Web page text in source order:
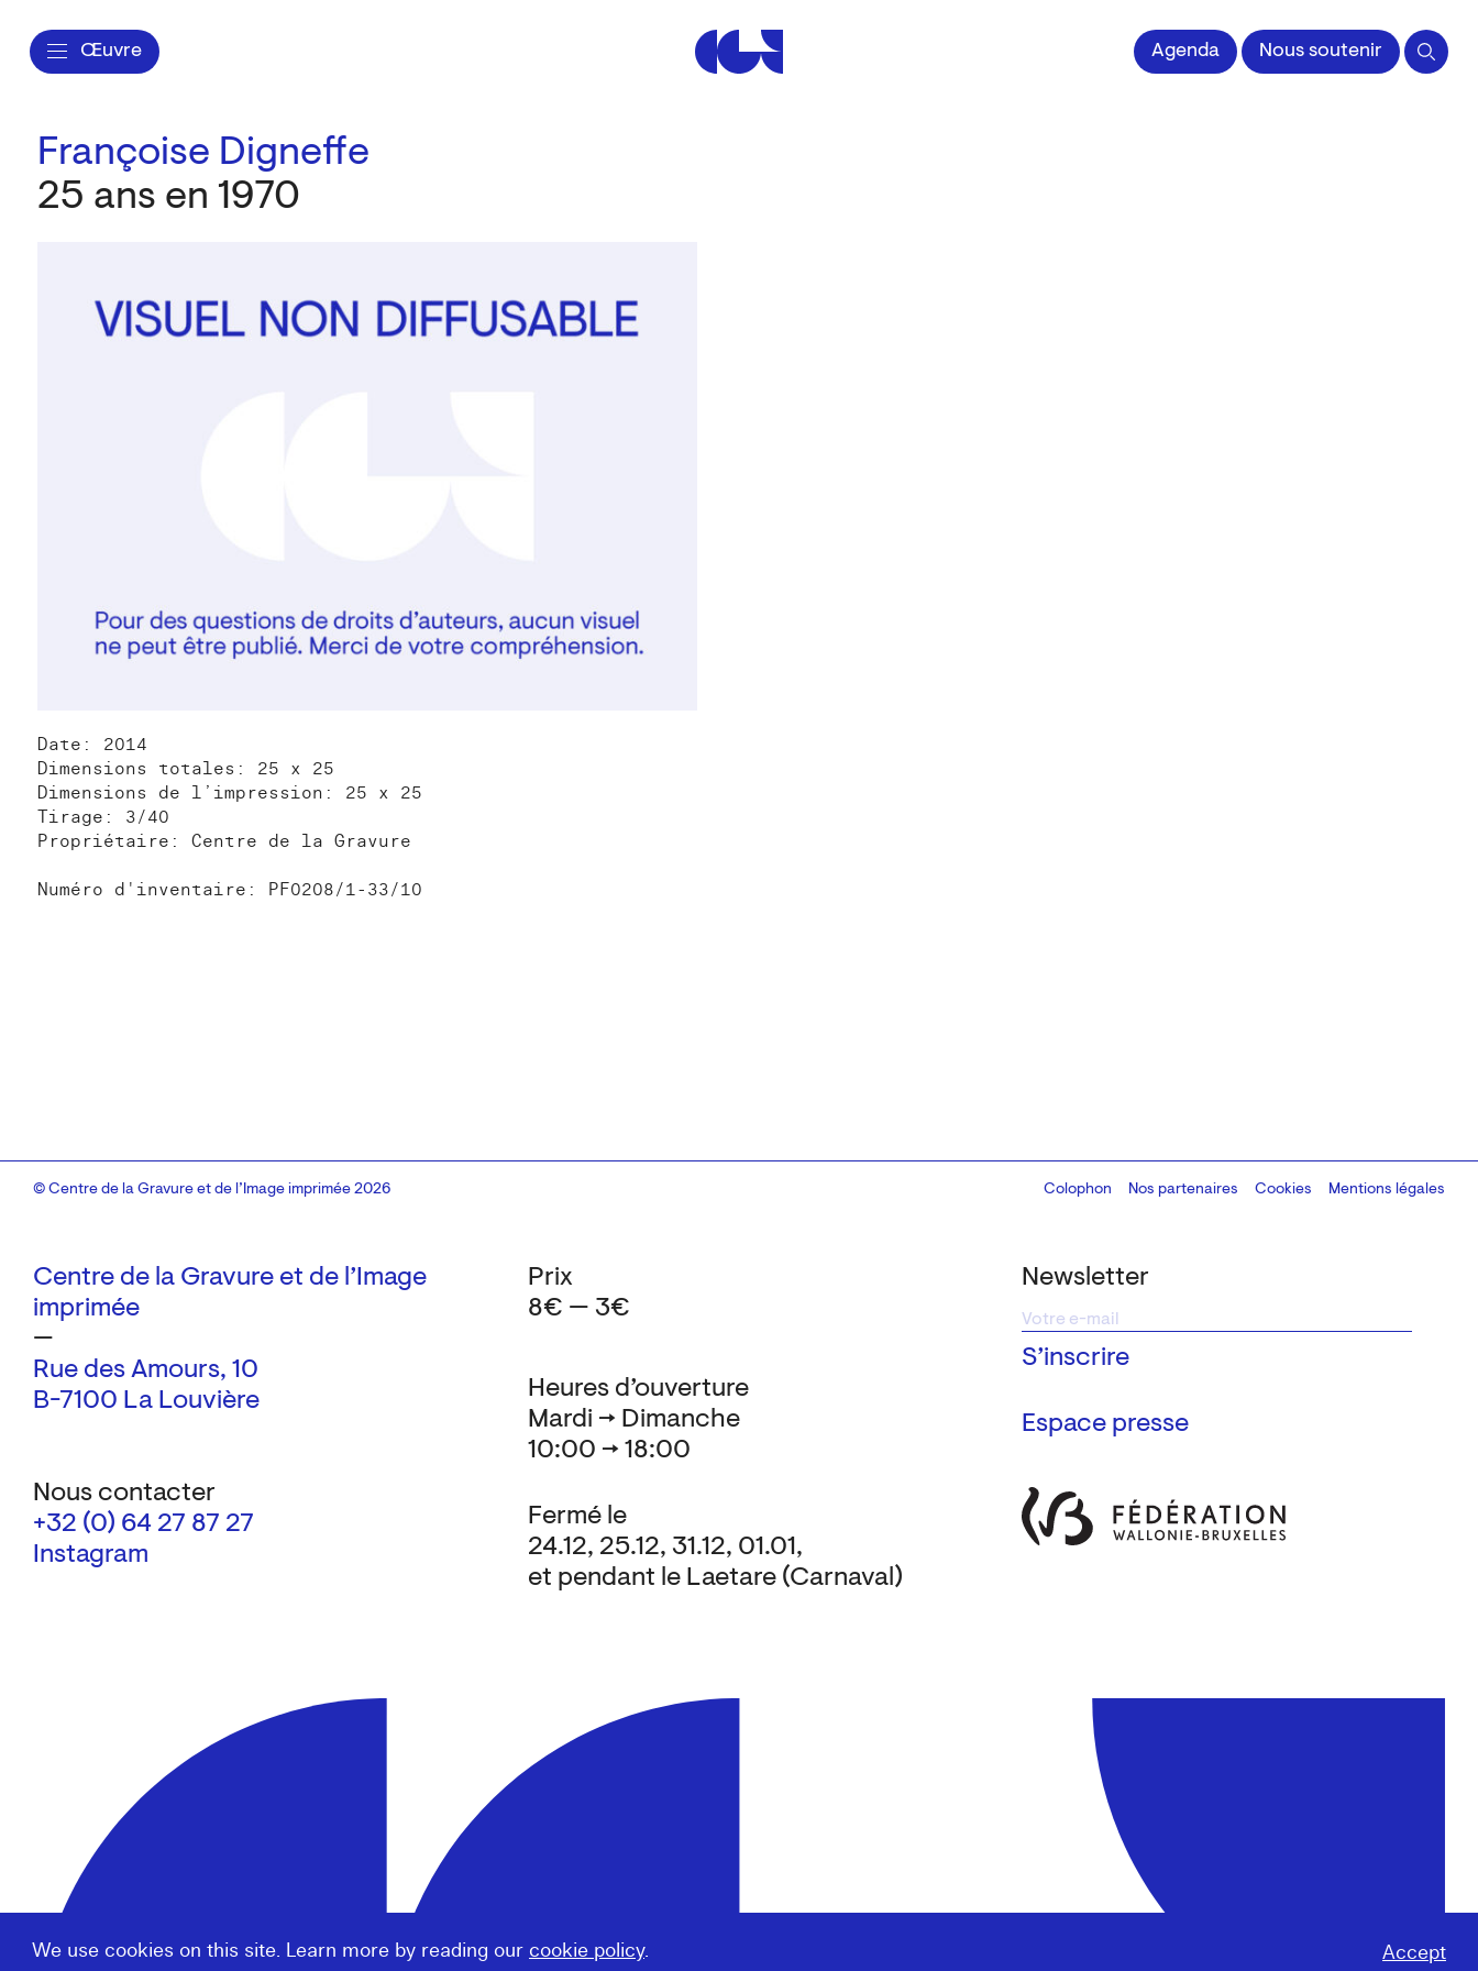
Œuvre Centre de la Gravure et de l'Image impriméeAgenda Nous soutenir
We use cookies on this site. Learn more by reading our cookie policy. Accept
Françoise Digneffe
25 ans en 1970
Date: 2014
Dimensions totales: 25 x 25
Dimensions de l’impression: 25 x 25
Tirage: 3/40
Propriétaire: Centre de la Gravure
Numéro d'inventaire: PF0208/1-33/10
Centre de la Gravure et de l’Image
imprimée
—
Rue des Amours, 10
B-7100 La Louvière
Nous contacter
+32 (0) 64 27 87 27
Instagram
Newsletter
Espace presse
Heures d’ouverture
Mardi → Dimanche
10:00 → 18:00
Fermé le
24.12, 25.12, 31.12, 01.01,
et pendant le Laetare (Carnaval)
Prix
8€ — 3€
© Centre de la Gravure et de l’Image imprimée 2026 Colophon
Design:Marcel Kaczmarek, code:8080.studio
Nos partenaires Cookies Mentions légales